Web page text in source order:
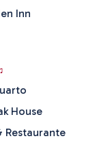
Inn
House
Restaurante